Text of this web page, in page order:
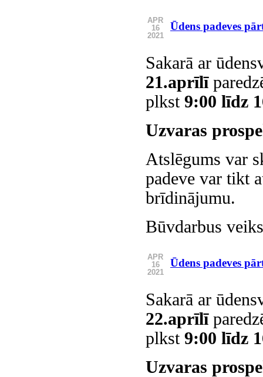
APR
16
2021
Ūdens padeves
Sakarā ar
21.aprīlī
plkst 9:00 līdz
Uzvaras
Atslēgums var
padeve var tikt
brīdinājumu.
Būvdarbus
APR
16
2021
Ūdens padeves
Sakarā ar
22.aprīlī
plkst 9:00 līdz
Uzvaras